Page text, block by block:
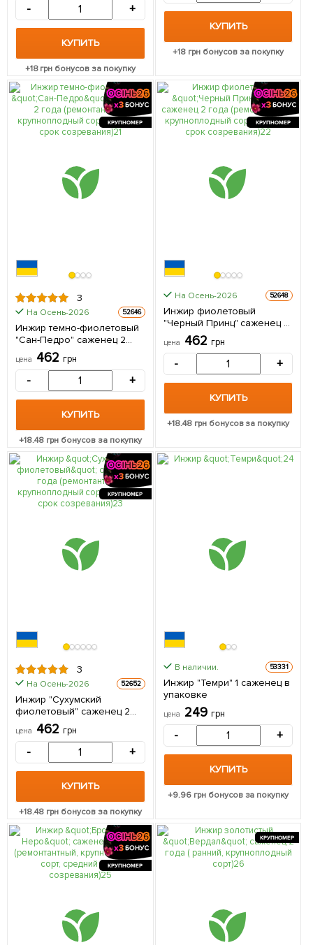
- +
КУПИТЬ
+18грн бонусов за покупку
КУПИТЬ
+18 грн бонусов за покупку
КРУПНОМЕР
3
На Осень-2026 52646
Инжир темно-фиолетовый
"Сан-Педро" саженец 2
года (ремонтантный,
крупноплодный сорт,
средний срок созревания)
1 саженец в упаковке
цена 462 грн
- +
КУПИТЬ
+18.48грн бонусов за покупку
КРУПНОМЕР
На Осень-2026 52648
Инжир фиолетовый
"Черный Принц" саженец 2
года (ремонтантный,
крупноплодный сорт,
средний срок созревания)
1 саженец в упаковке
цена 462 грн
- +
КУПИТЬ
+18.48грн бонусов за покупку
КРУПНОМЕР
3
На Осень-2026 52652
Инжир "Сухумский
фиолетовый" саженец 2
года (ремонтантный,
крупноплодный сорт,
средний срок созревания)
1 саженец в упаковке
цена 462 грн
- +
КУПИТЬ
+18.48грн бонусов за покупку
В наличии. 53331
Инжир "Темри" 1 саженец в
упаковке
цена 249 грн
- +
КУПИТЬ
+9.96грн бонусов за покупку
КРУПНОМЕР
КРУПНОМЕР